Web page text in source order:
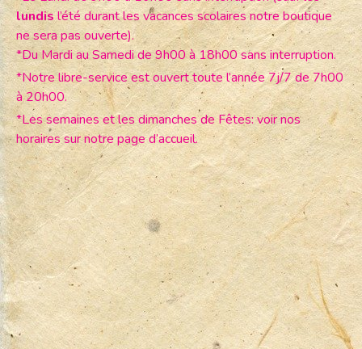
lundisl’été durant les vacances scolaires notre boutique
ne sera pas ouverte).
*Du Mardi au Samedi de 9h00 à 18h00 sans interruption.
*Notre libre-service est ouvert toute l’année 7j/7 de 7h00
à 20h00.
*Les semaines et les dimanches de Fêtes: voir nos
horaires sur notre page d’accueil.